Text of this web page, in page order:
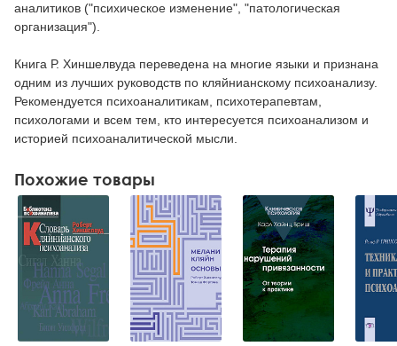
аналитиков ("психическое изменение", "патологическая
организация").
Книга Р. Хиншелвуда переведена на многие языки и признана
одним из лучших руководств по кляйнианскому психоанализу.
Рекомендуется психоаналитикам, психотерапевтам,
психологами и всем тем, кто интересуется психоанализом и
историей психоаналитической мысли.
Похожие товары